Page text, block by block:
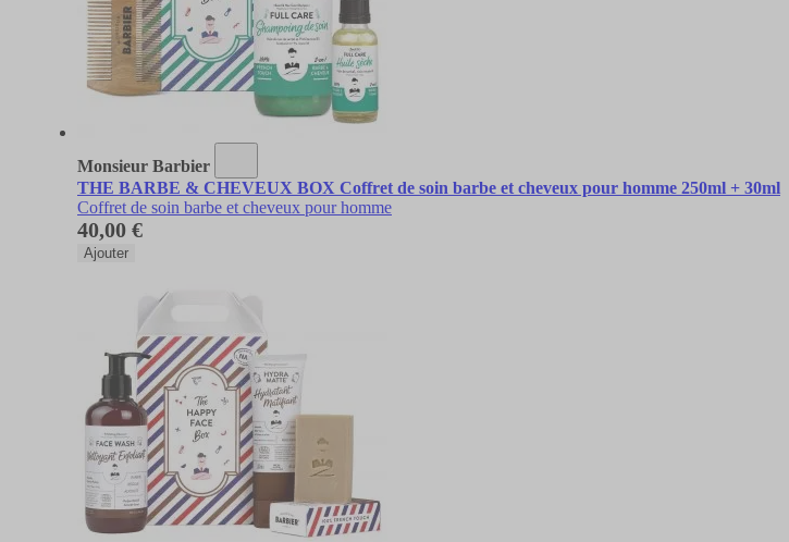
Monsieur Barbier
THE BARBE & CHEVEUX BOX Coffret de soin barbe et cheveux pour homme 250ml + 30ml
Coffret de soin barbe et cheveux pour homme
40,00 €
Ajouter